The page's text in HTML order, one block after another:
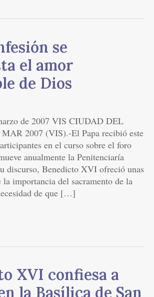
se
el amor
de Dios
de 2007 VIS CIUDAD DEL
2007 (VIS).-El Papa recibió este
en el curso sobre el foro
anualmente la Penitenciaría
discurso, Benedicto XVI ofreció unas
la importancia del sacramento de la
de que […]
XVI confiesa a
la Basílica de San